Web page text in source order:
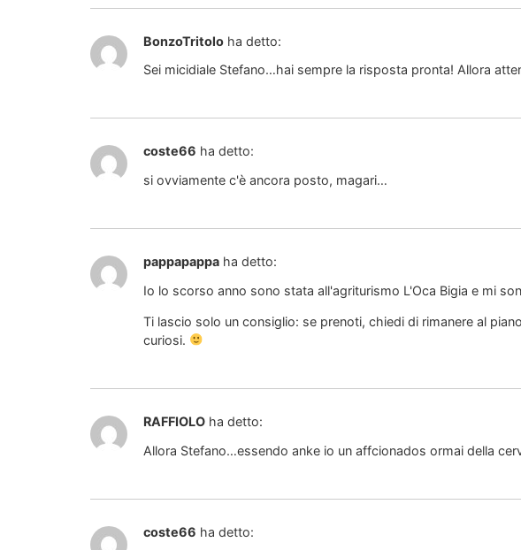
BonzoTritolo ha detto:
Sei micidiale Stefano…hai sempre la risposta pronta! Allora
coste66 ha detto:
si ovviamente c'è ancora posto, magari…
pappapappa ha detto:
Io lo scorso anno sono stata all'agriturismo L'Oca Bigia e mi
Ti lascio solo un consiglio: se prenoti, chiedi di rimanere al
curiosi.
RAFFIOLO ha detto:
Allora Stefano…essendo anke io un affcionados ormai della
coste66 ha detto: